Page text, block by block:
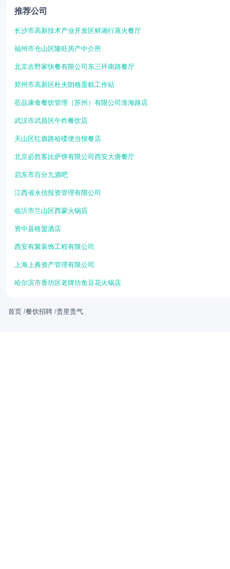
推荐公司
长沙市高新技术产业开发区鲜湘行蒸火餐厅
福州市仓山区隆旺房产中介所
北京吉野家快餐有限公司东三环南路餐厅
郑州市高新区杜夫朗格蛋糕工作站
莅品康食餐饮管理（苏州）有限公司淮海路店
武汉市武昌区午炸餐饮店
天山区红旗路哈喽便当快餐店
北京必胜客比萨饼有限公司西安大唐餐厅
启东市百分九酒吧
江西省永信投资管理有限公司
临沂市兰山区西蒙火锅店
资中县格盟酒店
西安有聚装饰工程有限公司
上海上典资产管理有限公司
哈尔滨市香坊区老牌坊鱼豆花火锅店
首页 /餐饮招聘 /贵里贵气